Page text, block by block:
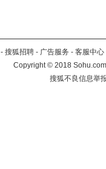
- 搜狐招聘 - 广告服务 - 客服中心
Copyright©2018
搜狐不良信息举